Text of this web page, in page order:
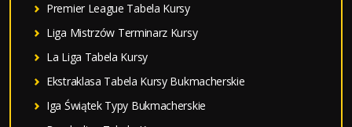
Premier League Tabela Kursy
Liga Mistrzów Terminarz Kursy
La Liga Tabela Kursy
Ekstraklasa Tabela Kursy Bukmacherskie
Iga Świątek Typy Bukmacherskie